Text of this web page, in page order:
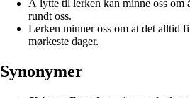
Å lytte til lerken kan minne oss om
rundt oss.
Lerken minner oss om at det alltid
mørkeste dager.
Synonymer